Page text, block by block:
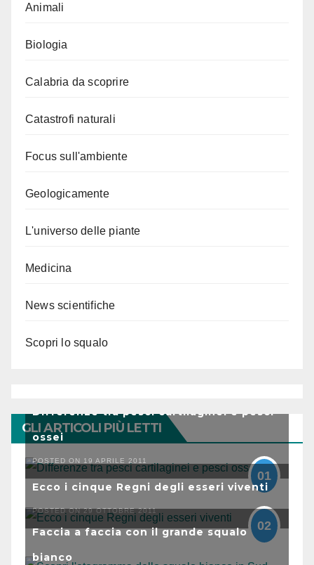
Animali
Biologia
Calabria da scoprire
Catastrofi naturali
Focus sull'ambiente
Geologicamente
L'universo delle piante
Medicina
News scientifiche
Scopri lo squalo
GLI ARTICOLI PIÙ LETTI
Differenze tra pesci cartilaginei e pesci
ossei
POSTED ON 19 APRILE 2011
01
Ecco i cinque Regni degli esseri viventi
POSTED ON 29 OTTOBRE 2011
02
Faccia a faccia con il grande squalo
bianco